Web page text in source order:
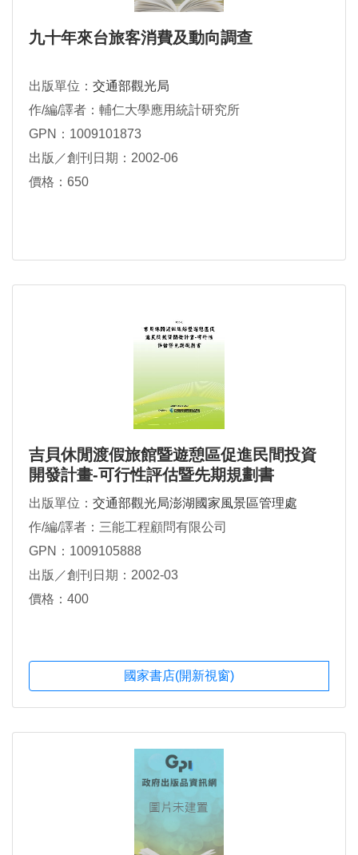
九十年來台旅客消費及動向調查
出版單位： 交通部觀光局
作/編/譯者：輔仁大學應用統計研究所
GPN：1009101873
出版／創刊日期：2002-06
價格：650
吉貝休閒渡假旅館暨遊憩區促進民間投資
開發計畫-可行性評估暨先期規劃書
出版單位： 交通部觀光局澎湖國家風景區管理處
作/編/譯者：三能工程顧問有限公司
GPN：1009105888
出版／創刊日期：2002-03
價格：400
國家書店(開新視窗)